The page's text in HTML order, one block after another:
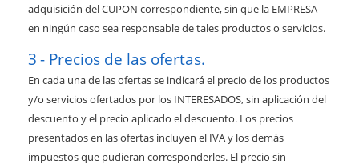
adquisición del CUPON correspondiente, sin que la EMPRESA
en ningún caso sea responsable de tales productos o servicios.
Precios de las ofertas.
En cada una de las ofertas se indicará el precio de los productos
y/o servicios ofertados por los INTERESADOS, sin aplicación del
descuento y el precio aplicado el descuento. Los precios
presentados en las ofertas incluyen el IVA y los demás
impuestos que pudieran corresponderles. El precio sin